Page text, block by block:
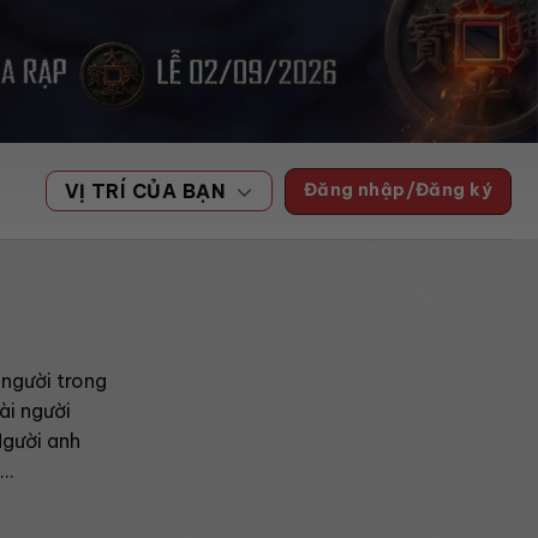
VỊ TRÍ CỦA BẠN Đăng nhập/Đăng ký
trong
người
anh